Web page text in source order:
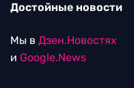
Достойные новости
Мы в Дзен.Новостях
и Google.News